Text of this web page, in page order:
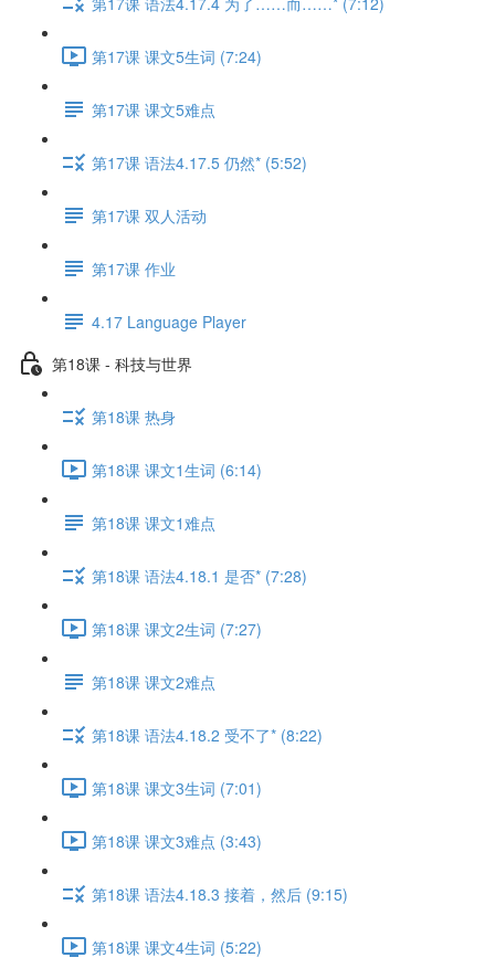
第17课 课文5生词 (7:24)
第17课 课文5难点
第17课 语法4.17.5 仍然* (5:52)
第17课 双人活动
第17课 作业
4.17 Language Player
第18课 - 科技与世界
第18课 热身
第18课 课文1生词 (6:14)
第18课 课文1难点
第18课 语法4.18.1 是否* (7:28)
第18课 课文2生词 (7:27)
第18课 课文2难点
第18课 语法4.18.2 受不了* (8:22)
第18课 课文3生词 (7:01)
第18课 课文3难点 (3:43)
第18课 语法4.18.3 接着，然后 (9:15)
第18课 课文4生词 (5:22)